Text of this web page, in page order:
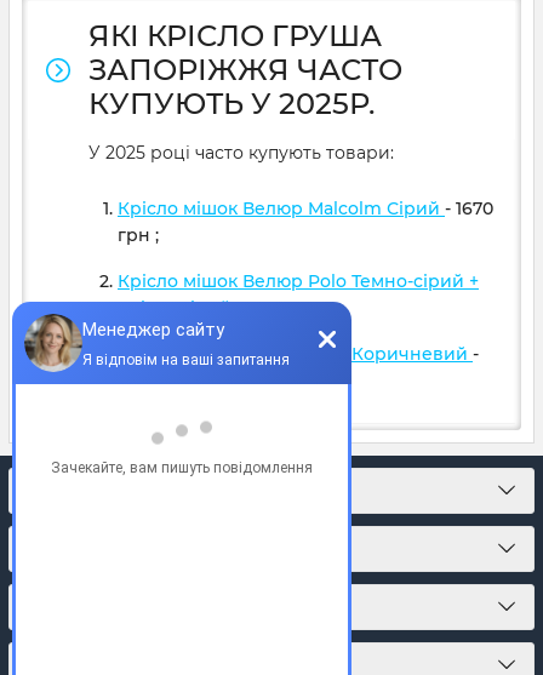
ЯКІ КРІСЛО ГРУША
ЗАПОРІЖЖЯ ЧАСТО
КУПУЮТЬ У 2025Р.
У 2025 році часто купують товари:
Крісло мішок Велюр Malcolm Сірий - 1670
грн ;
Крісло мішок Велюр Polo Темно-сірий +
Світло сірий- 1599грн;
Крісло мішок Велюр Polo Коричневий -
1599грн;